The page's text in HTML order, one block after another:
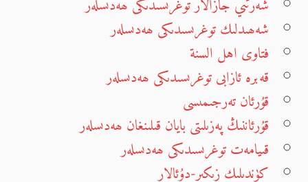
شەھىدلىك توغرىسىدىكى ھەدىسلەر
فتاوى اهل السنة
قەبرە ئازابى توغرىسىدىكى ھەدىسلەر
قۇرئان تەرجىمىسى
قۇرئاننىڭ پەزىلىتى بايان قىلىنغان ھەدىسلەر
قىيامەت توغرىسىدىكى ھەدىسلەر
كۈندىلىك زىكىر-دۇئالار